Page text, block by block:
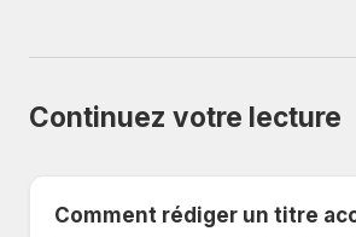
Continuez votre lecture
Comment rédiger un titre